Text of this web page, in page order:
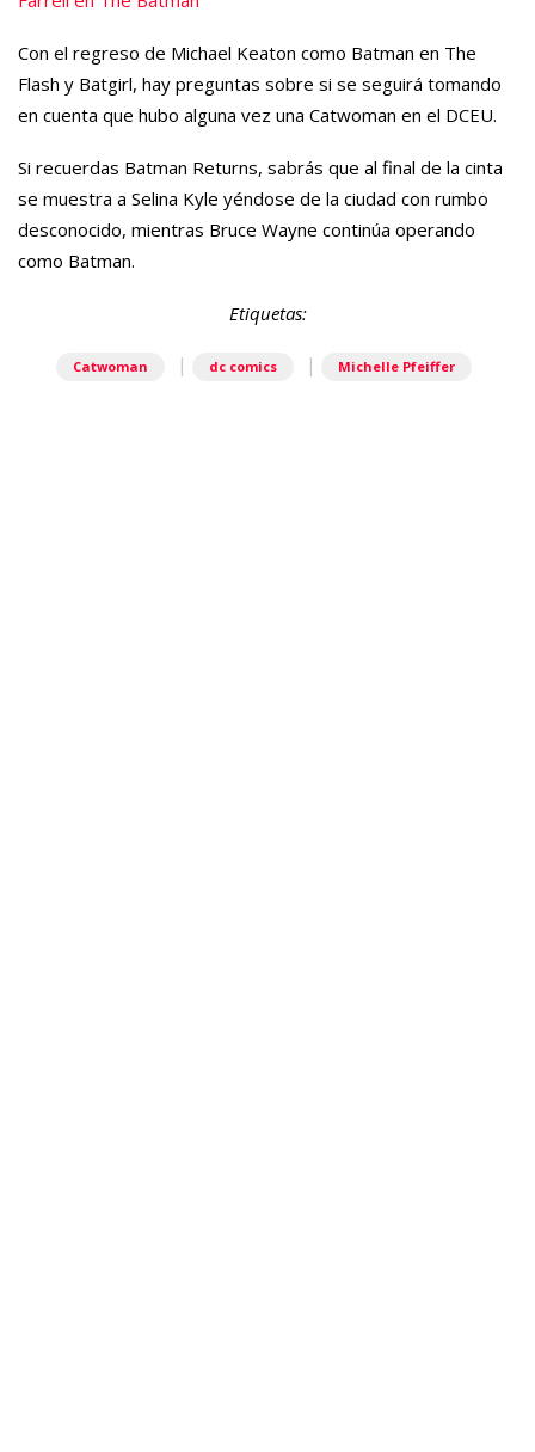
Con el regreso de Michael Keaton como Batman en The
Flash y Batgirl, hay preguntas sobre si se seguirá tomando
en cuenta que hubo alguna vez una Catwoman en el DCEU.
Si recuerdas Batman Returns, sabrás que al final de la cinta
se muestra a Selina Kyle yéndose de la ciudad con rumbo
desconocido, mientras Bruce Wayne continúa operando
como Batman.
Etiquetas:
Catwoman | dc comics | Michelle Pfeiffer